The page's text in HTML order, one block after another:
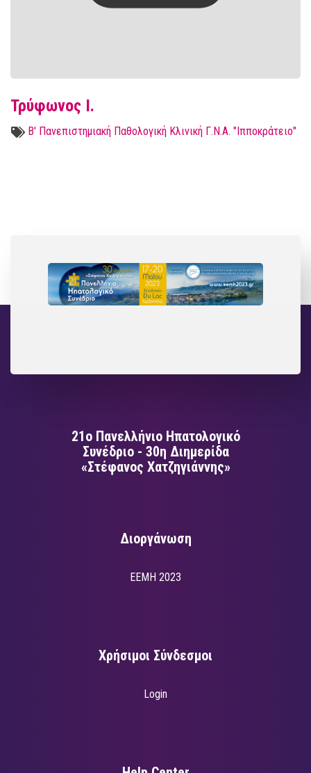
Τρύφωνος Ι.
Β' Πανεπιστημιακή Παθολογική Κλινική Γ.Ν.Α. "Ιπποκράτειο"
21ο Πανελλήνιο Ηπατολογικό
Συνέδριο - 30η Διημερίδα
«Στέφανος Χατζηγιάννης»
Διοργάνωση
EEMH 2023
Χρήσιμοι Σύνδεσμοι
Login